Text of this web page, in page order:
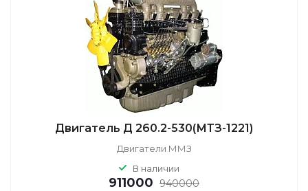
Двигатель Д 260.2-530(МТЗ-1221)
Двигатели ММЗ
В наличии
911000 940000